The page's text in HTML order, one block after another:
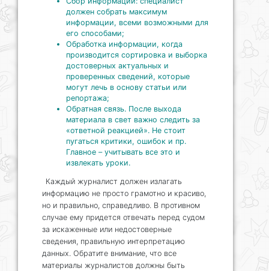
должен собрать максимум
информации, всеми возможными для
его способами;
Обработка информации, когда
производится сортировка и выборка
достоверных актуальных и
проверенных сведений, которые
могут лечь в основу статьи или
репортажа;
Обратная связь. После выхода
материала в свет важно следить за
«ответной реакцией». Не стоит
пугаться критики, ошибок и пр.
Главное – учитывать все это и
извлекать уроки.
Каждый журналист должен излагать
информацию не просто грамотно и красиво,
но и правильно, справедливо. В противном
случае ему придется отвечать перед судом
за искаженные или недостоверные
сведения, правильную интерпретацию
данных. Обратите внимание, что все
материалы журналистов должны быть